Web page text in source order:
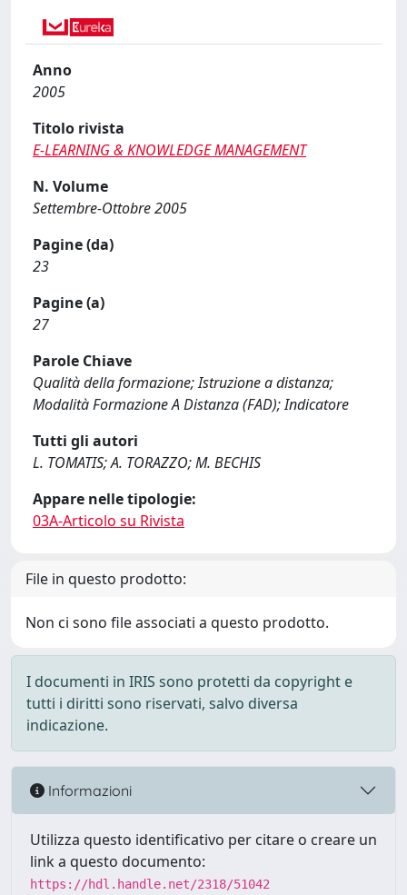
Anno
2005
Titolo rivista
E-LEARNING & KNOWLEDGE MANAGEMENT
N. Volume
Settembre-Ottobre 2005
Pagine (da)
23
Pagine (a)
27
Parole Chiave
Qualità della formazione; Istruzione a distanza;
Modalità Formazione A Distanza (FAD); Indicatore
Tutti gli autori
L. TOMATIS; A. TORAZZO; M. BECHIS
Appare nelle tipologie:
03A-Articolo su Rivista
File in questo prodotto:
Non ci sono file associati a questo prodotto.
I documenti in IRIS sono protetti da copyright e
tutti i diritti sono riservati, salvo diversa
indicazione.
Informazioni
Utilizza questo identificativo per citare o creare un
link a questo documento:
https://hdl.handle.net/2318/51042